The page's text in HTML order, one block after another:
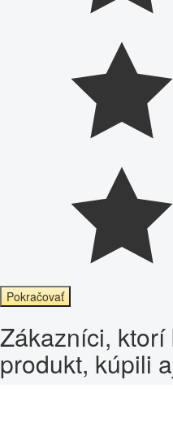
Pokračovať
Zákazníci,
produkt, kúpili